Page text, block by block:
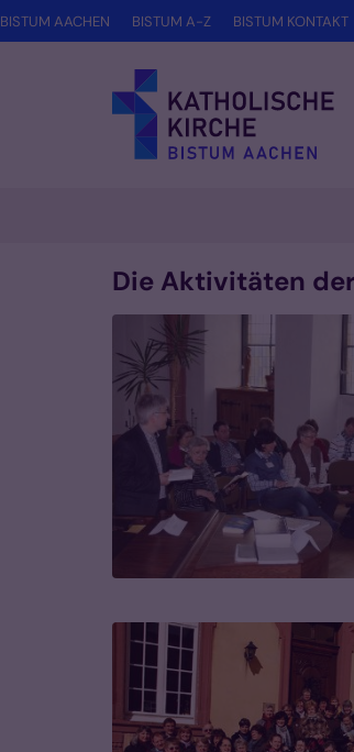
Zum Inhalt springen
BISTUM AACHEN BISTUM A-Z BISTUM KONTAKT
Die Aktivitäten